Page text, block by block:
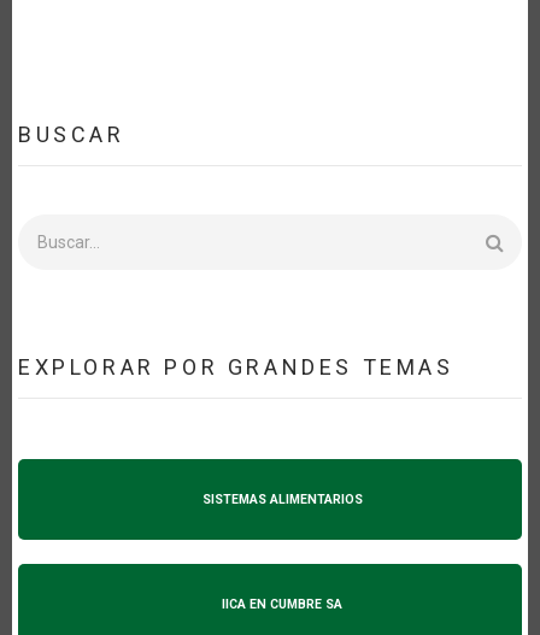
BUSCAR
EXPLORAR POR GRANDES TEMAS
SISTEMAS ALIMENTARIOS
IICA EN CUMBRE SA